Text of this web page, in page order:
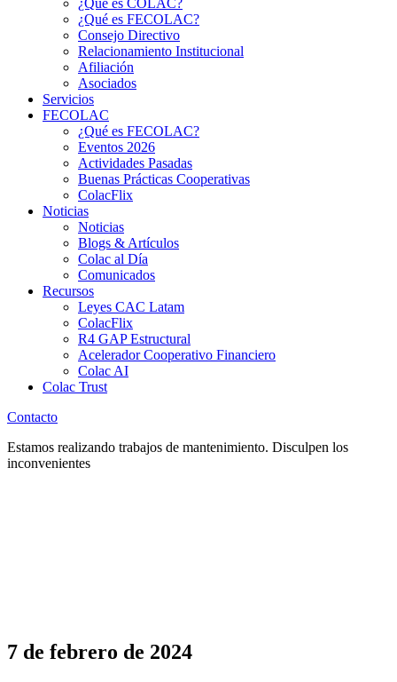
¿Qué es COLAC?
¿Qué es FECOLAC?
Consejo Directivo
Relacionamiento Institucional
Afiliación
Asociados
Servicios
FECOLAC
¿Qué es FECOLAC?
Eventos 2026
Actividades Pasadas
Buenas Prácticas Cooperativas
ColacFlix
Noticias
Noticias
Blogs & Artículos
Colac al Día
Comunicados
Recursos
Leyes CAC Latam
ColacFlix
R4 GAP Estructural
Acelerador Cooperativo Financiero
Colac AI
Colac Trust
Contacto
Estamos realizando trabajos de mantenimiento. Disculpen los
inconvenientes
7 de febrero de 2024